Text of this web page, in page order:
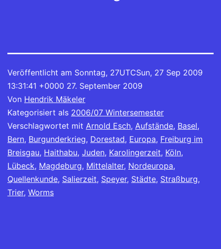
Veröffentlicht am Sonntag, 27UTCSun, 27 Sep 2009
13:31:41 +0000 27. September 2009
Von Hendrik Mäkeler
Kategorisiert als 2006/07 Wintersemester
Verschlagwortet mit Arnold Esch, Aufstände, Basel,
Bern, Burgunderkrieg, Dorestad, Europa, Freiburg im
Breisgau, Haithabu, Juden, Karolingerzeit, Köln,
Lübeck, Magdeburg, Mittelalter, Nordeuropa,
Quellenkunde, Salierzeit, Speyer, Städte, Straßburg,
Trier, Worms